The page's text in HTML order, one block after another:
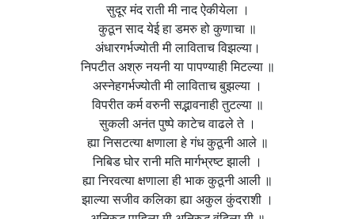
सुदूर मंद राती मी नाद ऐकीयेला ।
कुठून साद येई हा डमरु हो कुणाचा ॥
अंधारगर्भज्योती मी लाविताच विझल्या।
निपटीत अश्रु नयनी या पापण्याही मिटल्या ॥
अस्नेहगर्भज्योती मी लाविताच बुझल्या ।
विपरीत कर्म वरुनी सद्भावनाही तुटल्या ॥
सुकली अनंत पुष्पे काटेच वाढले ते ।
ह्या निसटत्या क्षणाला हे गंध कुठूनी आले ॥
निबिड घोर रानी मति मार्गभ्रष्ट झाली ।
ह्या निरवत्या क्षणाला ही भाक कुठूनी आली ॥
झाल्या सजीव कलिका ह्या अकुल कुंदराशी ।